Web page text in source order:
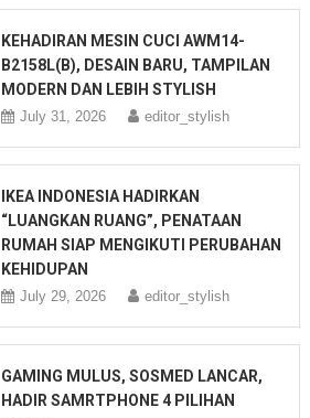
KEHADIRAN MESIN CUCI AWM14-
B2158L(B), DESAIN BARU, TAMPILAN
MODERN DAN LEBIH STYLISH
July 31, 2026 editor_stylish
IKEA INDONESIA HADIRKAN
“LUANGKAN RUANG”, PENATAAN
RUMAH SIAP MENGIKUTI PERUBAHAN
KEHIDUPAN
July 29, 2026 editor_stylish
GAMING MULUS, SOSMED LANCAR,
HADIR SAMRTPHONE 4 PILIHAN